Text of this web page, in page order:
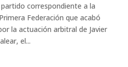
correspondiente a la
Federación que acabó
la actuación arbitral de Javier
el...